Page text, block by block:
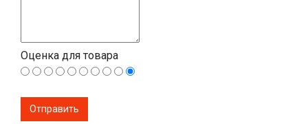
Оценка для товара